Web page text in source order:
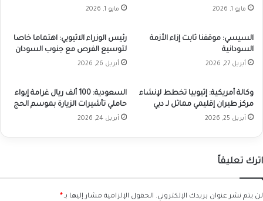
مايو 1, 2026 مايو 1, 2026
السيسي: موقفنا ثابت إزاء الأزمة
السودانية
أبريل 27, 2026
رئيس الوزراء الاثيوبي: اهتماما خاصا
لتوسيع الفرص مع جنوب السودان
أبريل 26, 2026
وكالة أمريكية: إثيوبيا تخطط لإنشاء
مركز طيران إقليمي مماثل لـ دبي
أبريل 25, 2026
السعودية: 100 ألف ريال غرامة إيواء
حاملي تأشيرات الزيارة بموسم الحج
أبريل 24, 2026
اترك تعليقاً
لن يتم نشر عنوان بريدك الإلكتروني. الحقول الإلزامية مشار إليها بـ*